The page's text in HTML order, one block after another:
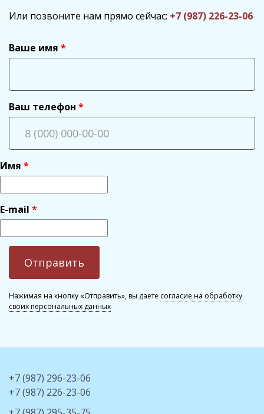
Или позвоните нам прямо сейчас: +7 (987) 226-23-06
Ваше имя
Ваш телефон
Имя
E-mail
Нажимая на кнопку «Отправить», вы даете согласие на обработку
своих персональных данных
+7 (987) 296-23-06
+7 (987) 226-23-06